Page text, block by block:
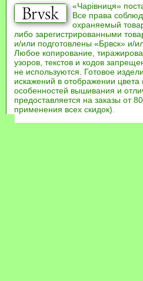
«Чарівниця»
Все права
охраняемый
либо зарегистрированными
и/или подготовлены «Брвск» и/
Любое копирование,
узоров, текстов и кодов
не используются. Готовое
искажений в отображении
особенностей вышивания и
предоставляется на заказы от
применения всех скидок).